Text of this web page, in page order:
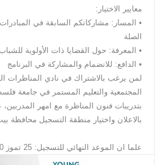
معايير الاختيار:
• المسار: مشاركاتكم السابقة في
الصلة
• المعرفة: حول القضايا ذات الأولوية
• الدافع: للانضمام والمشاركة في البرنامج
لمن يرغب بالاشتراك في نادي المناظرات
المجتمعية والتعليم المستمر في جامعة
بتدريبات فنون المناظرة مع امهر
بالاعلان واختيار منطقة التسجيل محافظة
علما ان الموعد النهائي للتسجيل: 25 تموز 2020.